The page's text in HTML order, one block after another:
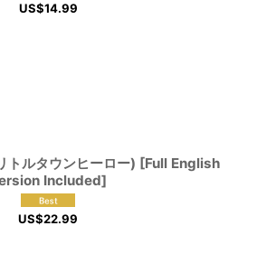
US$14.99
ルタウンヒーロー) [Full English
Included]
US$22.99